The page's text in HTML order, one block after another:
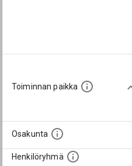
Toiminnan paikka
Osakunta
Henkilöryhmä